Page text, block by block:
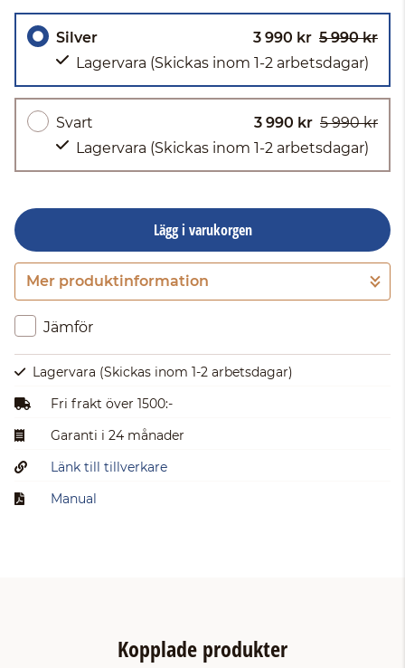
Silver 3 990 kr 5 990 kr
Lagervara (Skickas inom 1-2 arbetsdagar)
Svart 3 990 kr 5 990 kr
Lagervara (Skickas inom 1-2 arbetsdagar)
Lägg i varukorgen
Gå till kassan
Mer produktinformation
Jämför
Lagervara (Skickas inom 1-2 arbetsdagar)
Fri frakt över 1500:-
Garanti i 24 månader
Länk till tillverkare
Manual
Kopplade produkter